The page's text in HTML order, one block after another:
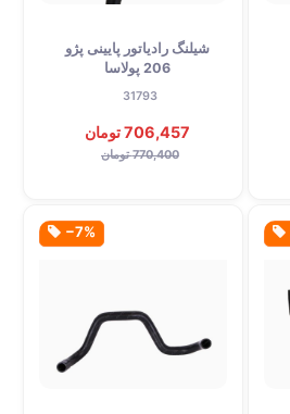
شیلنگ رادیاتور پایینی پژو
206 پولاسا
31793
706,457 تومان
770,400 تومان
‎−7%